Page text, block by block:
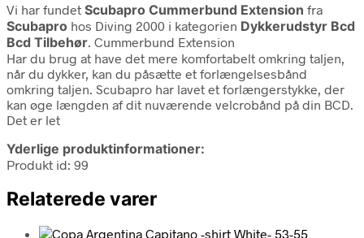
Vi har fundet Scubapro Cummerbund Extension fra
Scubapro hos Diving 2000 i kategorien Dykkerudstyr Bcd
Bcd Tilbehør. Cummerbund Extension
Har du brug at have det mere komfortabelt omkring taljen,
når du dykker, kan du påsætte et forlængelsesbånd
omkring taljen. Scubapro har lavet et forlængerstykke, der
kan øge længden af dit nuværende velcrobånd på din BCD.
Det er let
Yderlige produktinformationer:
Produkt id: 99
Relaterede varer